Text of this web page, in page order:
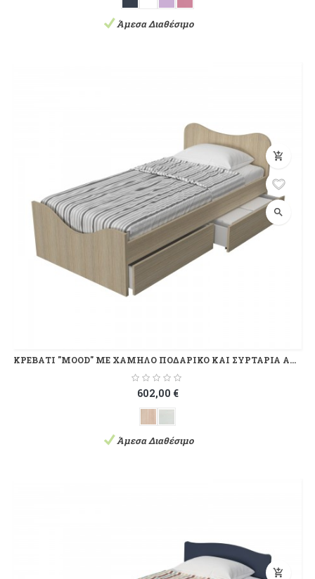
Άμεσα Διαθέσιμο
add_shopping_cart
search
ΚΡΕΒΑΤΙ "MOOD" ΜΕ ΧΑΜΗΛΟ ΠΟΔΑΡΙΚΟ ΚΑΙ ΣΥΡΤΑΡΙΑ ΑΠΟΘΗΚΕΥΣΗΣ
602,00 €
Άμεσα Διαθέσιμο
add_shopping_cart